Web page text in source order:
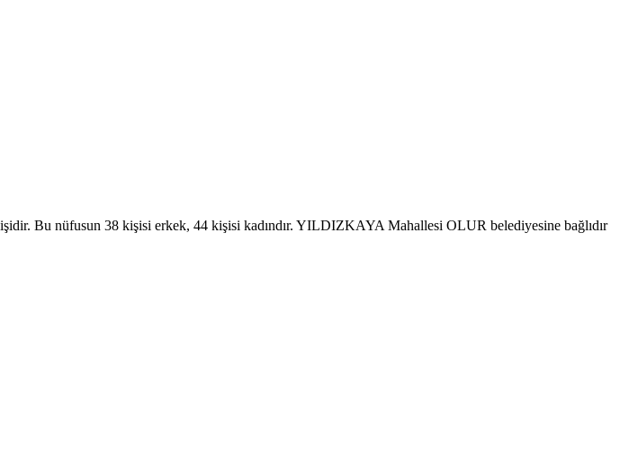
Bu nüfusun 38 kişisi erkek, 44 kişisi kadındır. YILDIZKAYA Mahallesi OLUR belediyesine bağlıdır